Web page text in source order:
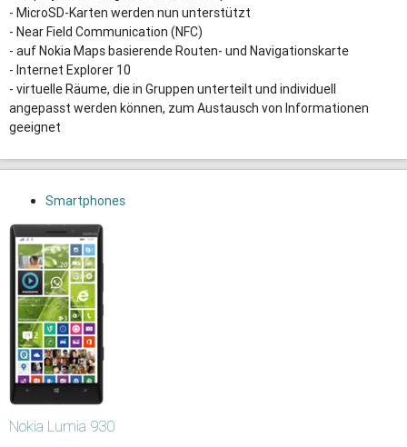
- MicroSD-Karten werden nun unterstützt
- Near Field Communication (NFC)
- auf Nokia Maps basierende Routen- und Navigationskarte
- Internet Explorer 10
- virtuelle Räume, die in Gruppen unterteilt und individuell
angepasst werden können, zum Austausch von Informationen
geeignet
Smartphones
Nokia Lumia 930